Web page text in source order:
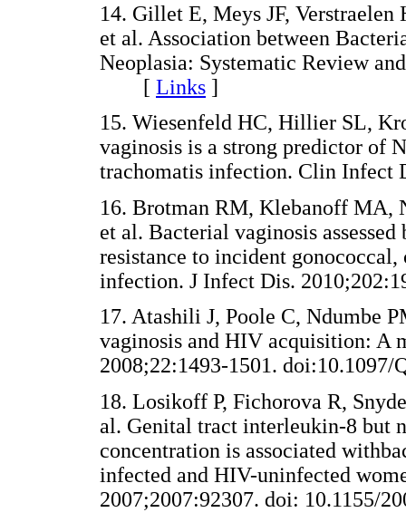
14. Gillet E, Meys JF, Verstraelen
et al. Association between
Neoplasia: Systematic Review
[ Links ]
15. Wiesenfeld HC, Hillier SL,
vaginosis is a strong predictor of
trachomatis infection. Clin
16. Brotman RM, Klebanoff MA,
et al. Bacterial vaginosis
resistance to incident
infection. J Infect Dis.
17. Atashili J, Poole C, Ndumbe
vaginosis and HIV acquisition: A
2008;22:1493-1501.
18. Losikoff P, Fichorova R,
al. Genital tract interleukin-8 but
concentration is associated
infected and HIV-uninfected
2007;2007:92307. doi: